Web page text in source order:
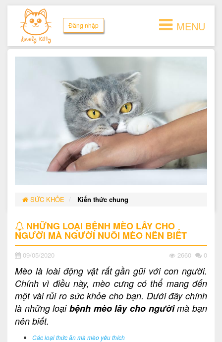
Đăng nhập
SỨC KHỎE Kiến thức chung
NHỮNG LOẠI BỆNH MÈO LÂY CHO
NGƯỜI MÀ NGƯỜI NUÔI MÈO NÊN BIẾT
09/05/2020 2660 0
Mèo là loài động vật rất gần gũi với con người.
Chính vì điều này, mèo cưng có thể mang đến
một vài rủi ro sức khỏe cho bạn. Dưới đây chính
là những loại bệnh mèo lây cho ngườimà bạn
nên biết.
Các loại thức ăn mà mèo yêu thích
MENU